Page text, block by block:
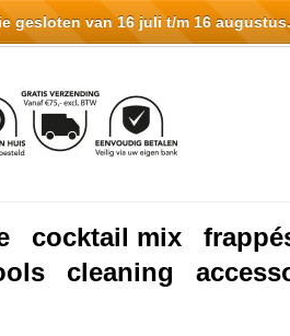
cocktail mix
cleaning
van 16 juli t/m 16